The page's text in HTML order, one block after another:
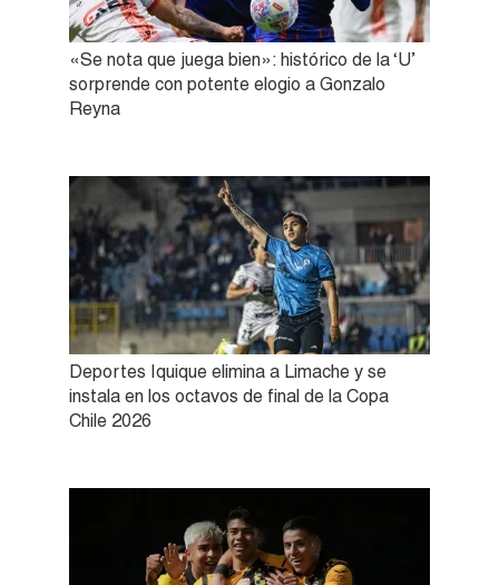
«Se nota que juega bien»: histórico de la ‘U’
sorprende con potente elogio a Gonzalo
Reyna
Deportes Iquique elimina a Limache y se
instala en los octavos de final de la Copa
Chile 2026